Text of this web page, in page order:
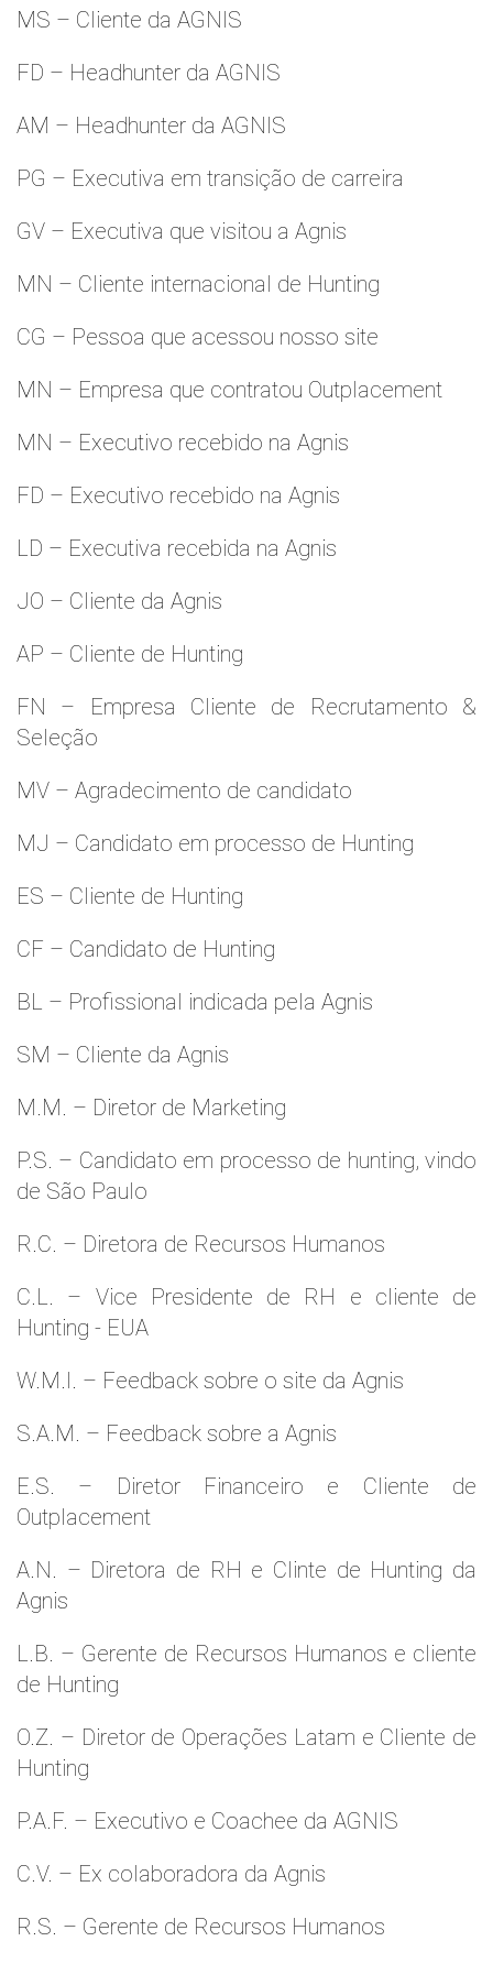
MS – Cliente da AGNIS
FD – Headhunter da AGNIS
AM – Headhunter da AGNIS
PG – Executiva em transição de carreira
GV – Executiva que visitou a Agnis
MN – Cliente internacional de Hunting
CG – Pessoa que acessou nosso site
MN – Empresa que contratou Outplacement
MN – Executivo recebido na Agnis
FD – Executivo recebido na Agnis
LD – Executiva recebida na Agnis
JO – Cliente da Agnis
AP – Cliente de Hunting
FN – Empresa Cliente de Recrutamento &
Seleção
MV – Agradecimento de candidato
MJ – Candidato em processo de Hunting
ES – Cliente de Hunting
CF – Candidato de Hunting
BL – Profissional indicada pela Agnis
SM – Cliente da Agnis
M.M. – Diretor de Marketing
P.S. – Candidato em processo de hunting, vindo
de São Paulo
R.C. – Diretora de Recursos Humanos
C.L. – Vice Presidente de RH e cliente de
Hunting - EUA
W.M.l. – Feedback sobre o site da Agnis
S.A.M. – Feedback sobre a Agnis
E.S. – Diretor Financeiro e Cliente de
Outplacement
A.N. – Diretora de RH e Clinte de Hunting da
Agnis
L.B. – Gerente de Recursos Humanos e cliente
de Hunting
O.Z. – Diretor de Operações Latam e Cliente de
Hunting
P.A.F. – Executivo e Coachee da AGNIS
C.V. – Ex colaboradora da Agnis
R.S. – Gerente de Recursos Humanos